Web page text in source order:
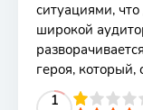
ситуациями,
широкой
героя, который,
1
4 5 6 7 8 9